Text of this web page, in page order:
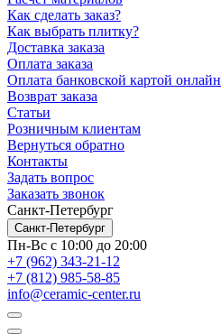
Как сделать заказ?
Как выбрать плитку?
Доставка заказа
Оплата заказа
Оплата банковской картой онлайн
Возврат заказа
Статьи
Розничным клиентам
Вернуться обратно
Контакты
Задать вопрос
Заказать звонок
Санкт-Петербург
Санкт-Петербург
Пн-Вс с 10:00 до 20:00
+7 (962) 343-21-12
+7 (812) 985-58-85
info@ceramic-center.ru